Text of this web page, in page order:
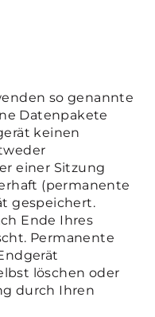
so genannte
Datenpakete
keinen
einer Sitzung
(permanente
gespeichert.
Ende Ihres
Permanente
löschen oder
durch Ihren